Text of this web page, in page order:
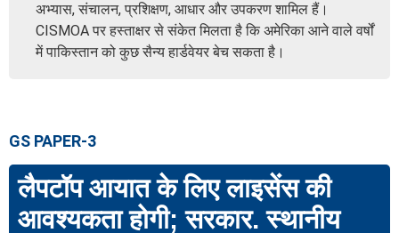
अभ्यास, संचालन, प्रशिक्षण, आधार और उपकरण शामिल हैं।
CISMOA पर हस्ताक्षर से संकेत मिलता है कि अमेरिका आने वाले वर्षों
में पाकिस्तान को कुछ सैन्य हार्डवेयर बेच सकता है।
GS PAPER-3
लैपटॉप आयात के लिए लाइसेंस की
आवश्यकता होगी; सरकार. स्थानीय